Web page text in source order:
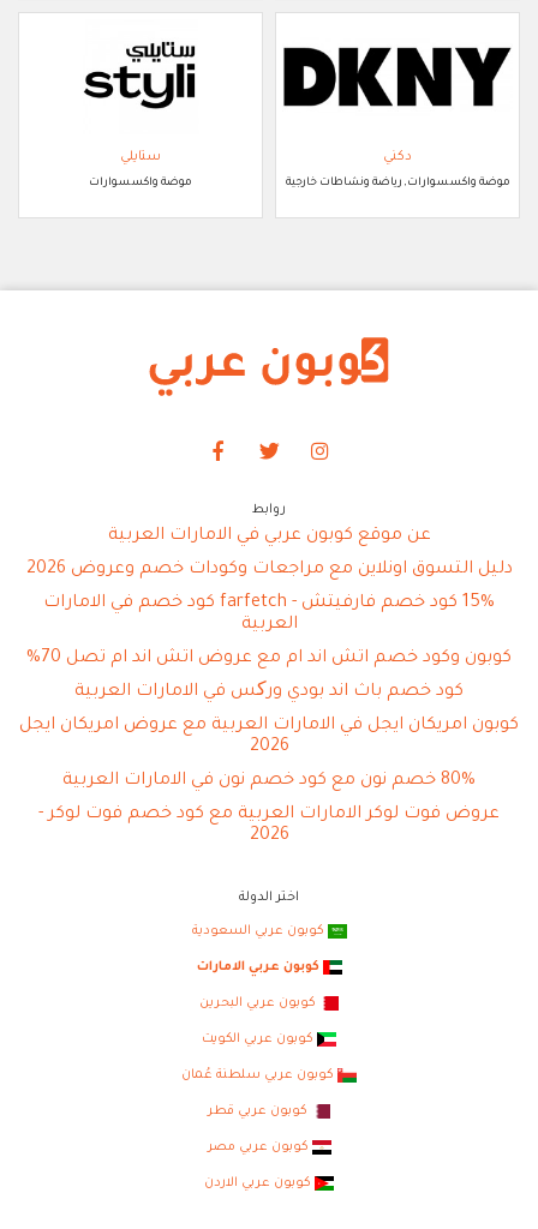
دكني
موضة واكسسوارات, رياضة ونشاطات خارجية
ستايلي
موضة واكسسوارات
روابط
عن موقع كوبون عربي في الامارات العربية
دليل التسوق اونلاين مع مراجعات وكودات خصم وعروض 2026
15% كود خصم فارفيتش - farfetch كود خصم في الامارات
العربية
كوبون وكود خصم اتش اند ام مع عروض اتش اند ام تصل 70%
كود خصم باث اند بودي ورکس في الامارات العربية
كوبون امريكان ايجل في الامارات العربية مع عروض امريكان ايجل
2026
80% خصم نون مع كود خصم نون في الامارات العربية
عروض فوت لوكر الامارات العربية مع كود خصم فوت لوكر -
2026
اختر الدولة
كوبون عربي السعودية
كوبون عربي الامارات
كوبون عربي البحرين
كوبون عربي الكويت
كوبون عربي سلطنة عُمان
كوبون عربي قطر
كوبون عربي مصر
كوبون عربي الاردن